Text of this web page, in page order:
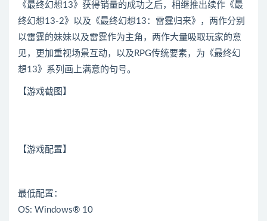
《最终幻想13》获得销量的成功之后，相继推出续作《最
终幻想13-2》以及《最终幻想13：雷霆归来》，两作分别
以雷霆的妹妹以及雷霆作为主角，两作大量吸取玩家的意
见，更加重视场景互动，以及RPG传统要素，为《最终幻
想13》系列画上满意的句号。
【游戏截图】
【游戏配置】
最低配置：
OS: Windows® 10